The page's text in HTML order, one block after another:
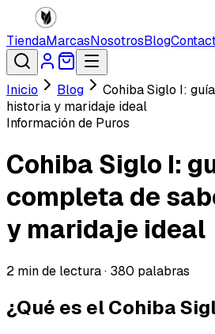
TiendaMarcasNosotrosBlog
Inicio Blog
Cohiba Siglo I:
historia y maridaje ideal
Información de Puros
Cohiba Siglo I:
completa de
y maridaje ideal
2 min de lectura · 380 palabras
¿Qué es el Cohiba